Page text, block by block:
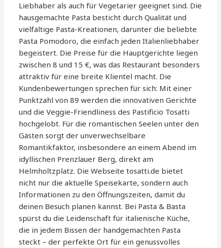
Liebhaber als auch für Vegetarier geeignet sind. Die
hausgemachte Pasta besticht durch Qualität und
vielfältige Pasta-Kreationen, darunter die beliebte
Pasta Pomodoro, die einfach jeden Italienliebhaber
begeistert. Die Preise für die Hauptgerichte liegen
zwischen 8 und 15 €, was das Restaurant besonders
attraktiv für eine breite Klientel macht. Die
Kundenbewertungen sprechen für sich: Mit einer
Punktzahl von 89 werden die innovativen Gerichte
und die Veggie-Friendliness des Pastificio Tosatti
hochgelobt. Für die romantischen Seelen unter den
Gästen sorgt der unverwechselbare
Romantikfaktor, insbesondere an einem Abend im
idyllischen Prenzlauer Berg, direkt am
Helmholtzplatz. Die Webseite tosatti.de bietet
nicht nur die aktuelle Speisekarte, sondern auch
Informationen zu den Öffnungszeiten, damit du
deinen Besuch planen kannst. Bei Pasta & Basta
spürst du die Leidenschaft für italienische Küche,
die in jedem Bissen der handgemachten Pasta
steckt – der perfekte Ort für ein genussvolles